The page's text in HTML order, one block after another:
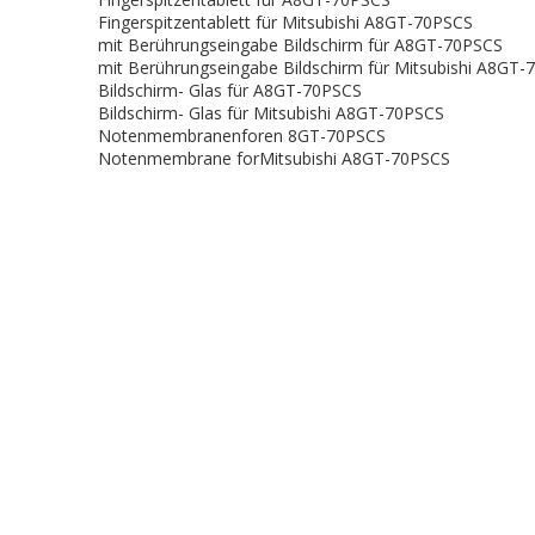
Fingerspitzentablett für Mitsubishi A8GT-70PSCS
mit Berührungseingabe Bildschirm für A8GT-70PSCS
mit Berührungseingabe Bildschirm für Mitsubishi A8GT-
Bildschirm- Glas für A8GT-70PSCS
Bildschirm- Glas für Mitsubishi A8GT-70PSCS
Notenmembranenforen 8GT-70PSCS
Notenmembrane forMitsubishi A8GT-70PSCS